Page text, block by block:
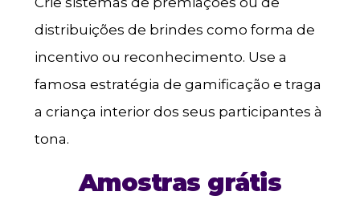
distribuições de brindes como forma de
incentivo ou reconhecimento. Use a
famosa estratégia de gamificação e traga
a criança interior dos seus participantes à
tona.
Amostras grátis